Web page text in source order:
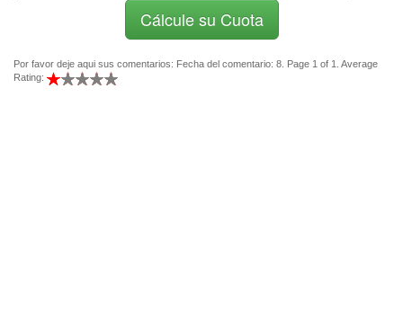
Cálcule su Cuota
Por favor deje aqui sus comentarios: Fecha del comentario: 8. Page 1 of 1. Average
Rating: